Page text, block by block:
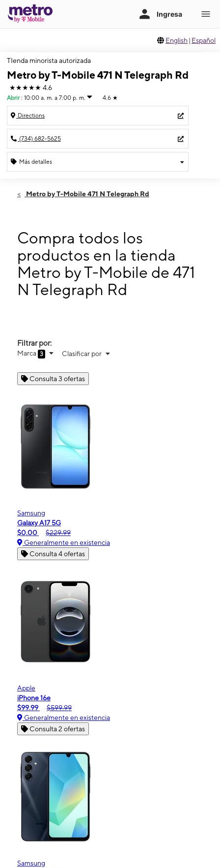
English | Español
TIenda minorista autorizada
Metro by T-Mobile 471 N Telegraph Rd
★★★★★ 4.6
Abrir : 10:00 a. m. a 7:00 p. m. 4.6 ★
Directions
(734) 682-5625
Más detalles
Jueves:10:00 a. m. a 7:00 p. m.
Lunes:
10:00 a. m. a 7:00 p. m.
Martes: 10:00 a. m. a 7:00 p. m.
Miérc:10:00 a. m. a 7:00 p. m.
471 N Telegraph Rd Monroe, MI 48162
Metro by T-Mobile 471 N Telegraph Rd
Compra todos los
productos en la tienda
Metro by T-Mobile de 471
N Telegraph Rd
Filtrar por:
Marca 3 Clasificar por
Consulta 3 ofertas
Samsung
Galaxy A17 5G
$0.00
$229.99
Generalmente en existencia
Consulta 4 ofertas
Apple
iPhone 16e
$99.99
$599.99
Generalmente en existencia
Consulta 2 ofertas
Samsung